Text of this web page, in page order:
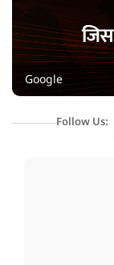
Google
Follow Us: